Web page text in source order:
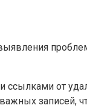
ссылками от
записей,